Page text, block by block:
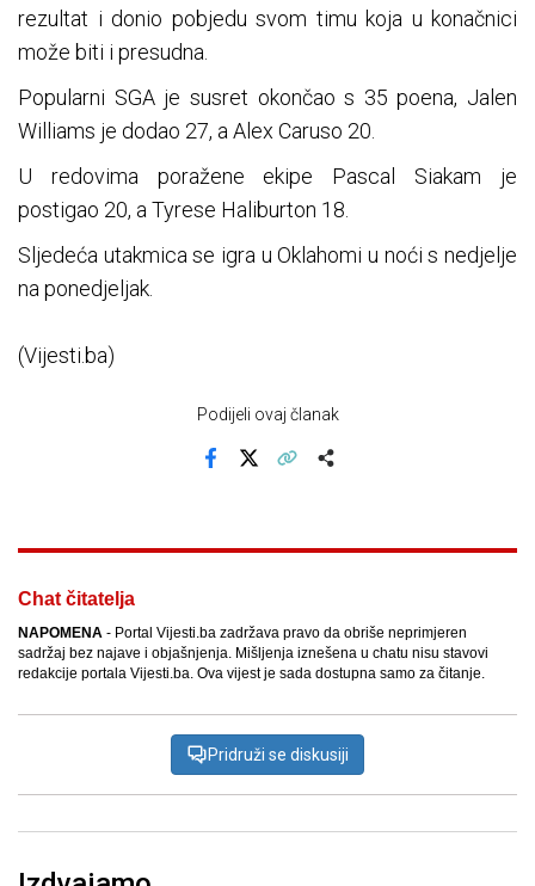
rezultat i donio pobjedu svom timu koja u konačnici
može biti i presudna.
Popularni SGA je susret okončao s 35 poena, Jalen
Williams je dodao 27, a Alex Caruso 20.
U redovima poražene ekipe Pascal Siakam je
postigao 20, a Tyrese Haliburton 18.
Sljedeća utakmica se igra u Oklahomi u noći s nedjelje
na ponedjeljak.
(Vijesti.ba)
Podijeli ovaj članak
Chat čitatelja
NAPOMENA - Portal Vijesti.ba zadržava pravo da obriše neprimjeren
sadržaj bez najave i objašnjenja. Mišljenja iznešena u chatu nisu stavovi
redakcije portala Vijesti.ba. Ova vijest je sada dostupna samo za čitanje.
Pridruži se diskusiji